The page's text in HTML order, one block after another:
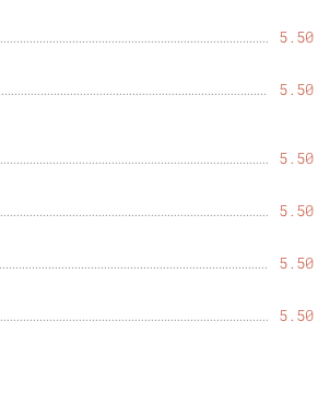
5.50
5.50
5.50
5.50
5.50
5.50